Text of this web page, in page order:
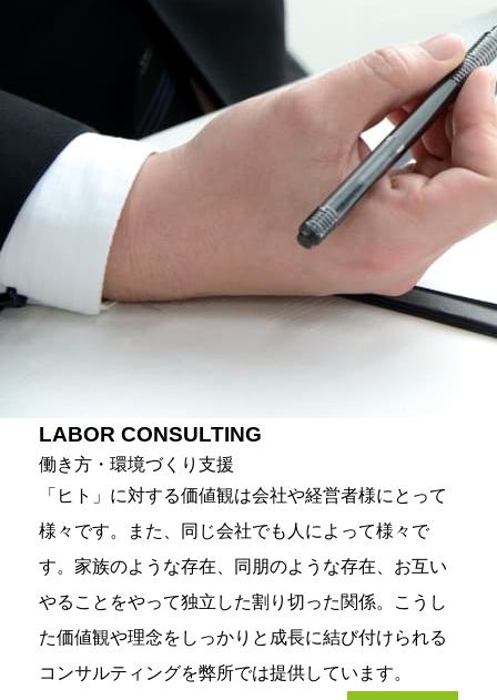
LABOR CONSULTING
働き方・環境づくり支援
「ヒト」に対する価値観は会社や経営者様にとって
様々です。また、同じ会社でも人によって様々で
す。家族のような存在、同朋のような存在、お互い
やることをやって独立した割り切った関係。こうし
た価値観や理念をしっかりと成長に結び付けられる
コンサルティングを弊所では提供しています。